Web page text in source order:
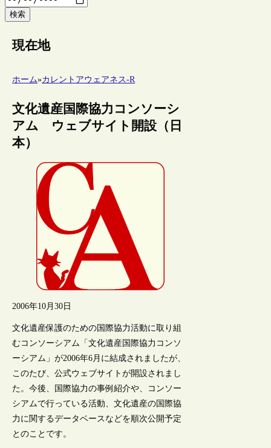
検索
現在地
ホーム»カレントアウェアネス-R
文化遺産国際協力コンソーシ
アム ウェブサイト開設（日
本）
2006年10月30日
文化遺産保護のための国際協力活動に取り組
むコンソーシアム「文化遺産国際協力コンソ
ーシアム」が2006年6月に結成されましたが、
このたび、公式ウェブサイトが開設されまし
た。今後、国際協力の事例紹介や、コンソー
シアムで行っている活動、文化遺産の国際協
力に関するデータベースなどを順次公開予定
とのことです。